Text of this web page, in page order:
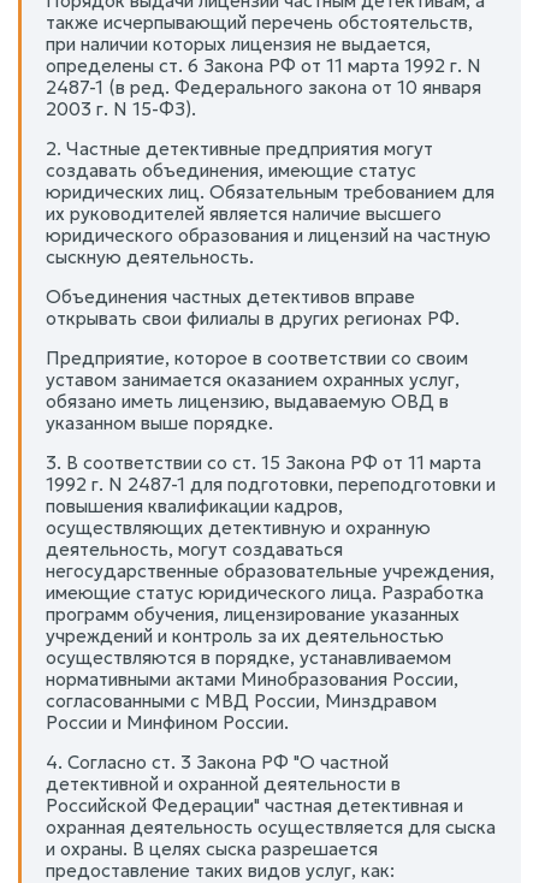
также исчерпывающий перечень обстоятельств,
при наличии которых лицензия не выдается,
определены ст. 6 Закона РФ от 11 марта 1992 г. N
2487-1 (в ред. Федерального закона от 10 января
2003 г. N 15-ФЗ).
2. Частные детективные предприятия могут
создавать объединения, имеющие статус
юридических лиц. Обязательным требованием для
их руководителей является наличие высшего
юридического образования и лицензий на частную
сыскную деятельность.
Объединения частных детективов вправе
открывать свои филиалы в других регионах РФ.
Предприятие, которое в соответствии со своим
уставом занимается оказанием охранных услуг,
обязано иметь лицензию, выдаваемую ОВД в
указанном выше порядке.
3. В соответствии со ст. 15 Закона РФ от 11 марта
1992 г. N 2487-1 для подготовки, переподготовки и
повышения квалификации кадров,
осуществляющих детективную и охранную
деятельность, могут создаваться
негосударственные образовательные учреждения,
имеющие статус юридического лица. Разработка
программ обучения, лицензирование указанных
учреждений и контроль за их деятельностью
осуществляются в порядке, устанавливаемом
нормативными актами Минобразования России,
согласованными с МВД России, Минздравом
России и Минфином России.
4. Согласно ст. 3 Закона РФ "О частной
детективной и охранной деятельности в
Российской Федерации" частная детективная и
охранная деятельность осуществляется для сыска
и охраны. В целях сыска разрешается
предоставление таких видов услуг, как: